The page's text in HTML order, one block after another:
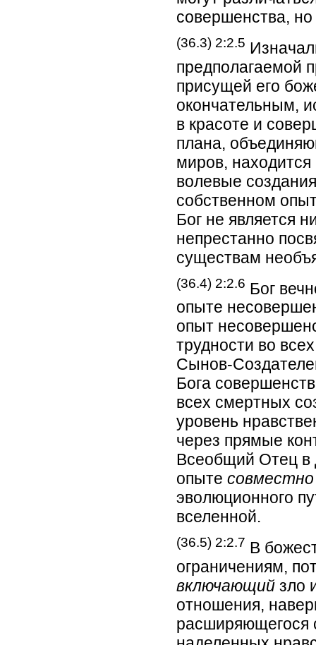
совершенства,
(36.3) 2:2.5
предполагаемой
присущей его
окончательным,
в красоте и
плана,
миров,
волевые
собственном
Бог не является
непрестанно
существам
(36.4) 2:2.6 Бог
опыте
опыт
трудности во
Сынов-
Бога
всех смертных
уровень
через прямые
Всеобщий Отец в
опыте совместно
эволюционного
вселенной.
(36.5) 2:2.7 В
ограничениям,
включающий зло
отношения,
расширяющегося